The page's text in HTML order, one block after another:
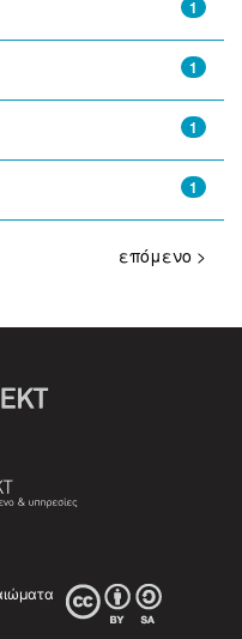
1
1
1
1
επόμενο >